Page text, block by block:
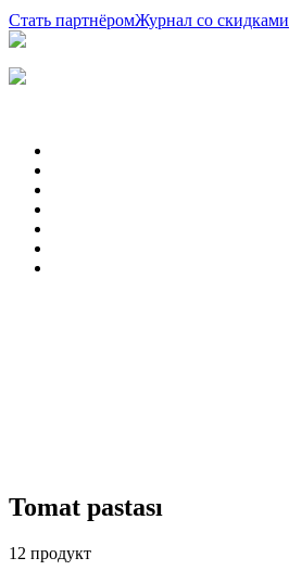
Стать партнёромЖурнал со скидками
Tomat pastası
12 продукт